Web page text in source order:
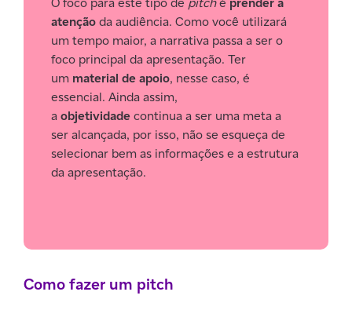
atençãoda audiência. Como você utilizará
um tempo maior, a narrativa passa a ser o
foco principal da apresentação. Ter
um material de apoio, nesse caso, é
essencial. Ainda assim,
aobjetividadecontinua a ser uma meta a
ser alcançada, por isso, não se esqueça de
selecionar bem as informações e a estrutura
da apresentação.
Como fazer um pitch